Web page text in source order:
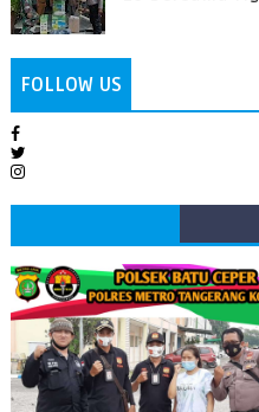
FOLLOW US